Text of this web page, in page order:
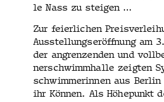
le Nass zu steigen …
Zur feier­lichen
Ausstel­lungseröff­nung am
der angren­zen­den und
ner­schwimmhalle zeigten
schwim­merin­nen aus
ihr Kön­nen. Als Höhep­unkt